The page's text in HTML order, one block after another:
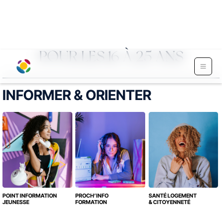
POUR LES 16 À 25 ANS
INFORMER & ORIENTER
POINT INFORMATION
JEUNESSE
PROCH’INFO
FORMATION
SANTÉ LOGEMENT
& CITOYENNETÉ